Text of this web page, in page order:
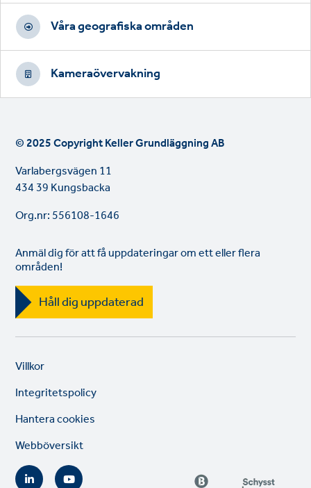
Våra geografiska områden
Kameraövervakning
© 2025 Copyright Keller Grundläggning AB
Varlabergsvägen 11
434 39 Kungsbacka
Org.nr: 556108-1646
Anmäl dig för att få uppdateringar om ett eller flera
områden!
Håll dig uppdaterad
Legal
links
Villkor
Integritetspolicy
Hantera cookies
Webböversikt